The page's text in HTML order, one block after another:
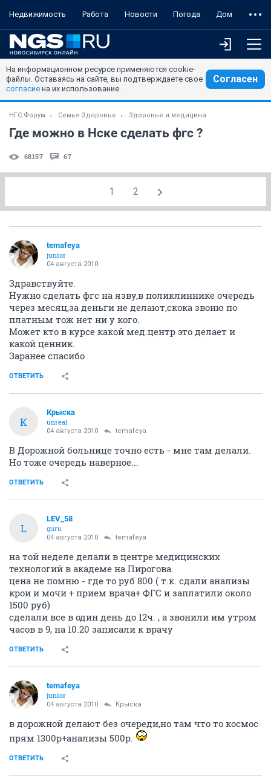
Недвижимость Работа Новости Погода Дом
На информационном ресурсе применяются cookie-
файлы. Оставаясь на сайте, вы подтверждаете свое
согласие на их использование.
Согласен
НГС.Форум Семья Здоровье Здоровье и медицина
Где можно в Нске сделать фгс ?
68157 67
1 2
temafeya
junior
04 августа 2010
Здравствуйте.
Нужно сделать фгс на язву,в поликлиннике очередь
через месяц,за деньги не делают,скока звоню по
платным тож нет ни у кого.
Может кто в курсе какой мед.центр это делает и
какой ценник.
Заранее спасибо
ОТВЕТИТЬ
К
Крыска
unreal
04 августа 2010 temafeya
В Дорожной больнице точно есть - мне там делали.
Но тоже очередь наверное...
ОТВЕТИТЬ
L
LEV_58
guru
04 августа 2010 temafeya
на той неделе делали в центре медицинских
технологий в академе на Пирогова.
цена не помню - где то руб 800 ( т.к. сдали анализы
крои и мочи + прием врача+ ФГС и заплатили около
1500 руб)
сделали все в один день до 12ч. , а звонили им утром
часов в 9, на 10.20 записали к врачу
ОТВЕТИТЬ
temafeya
junior
04 августа 2010 Крыска
в дорожной делают без очереди,но там что то космос
прям 1300р+анализы 500р.
ОТВЕТИТЬ